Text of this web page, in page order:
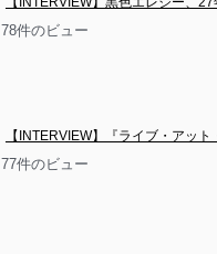
78件のビュー
【INTERVIEW】『ライブ・アッ
77件のビュー